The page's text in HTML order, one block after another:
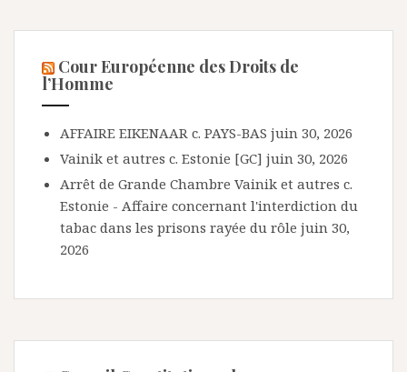
Cour Européenne des Droits de
l’Homme
AFFAIRE EIKENAAR c. PAYS-BAS juin 30, 2026
Vainik et autres c. Estonie [GC] juin 30, 2026
Arrêt de Grande Chambre Vainik et autres c.
Estonie - Affaire concernant l'interdiction du
tabac dans les prisons rayée du rôle juin 30,
2026